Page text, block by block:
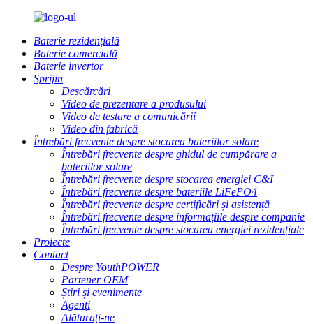
Baterie rezidențială
Baterie comercială
Baterie invertor
Sprijin
Descărcări
Video de prezentare a produsului
Video de testare a comunicării
Video din fabrică
Întrebări frecvente despre stocarea bateriilor solare
Întrebări frecvente despre ghidul de cumpărare a
bateriilor solare
Întrebări frecvente despre stocarea energiei C&I
Întrebări frecvente despre bateriile LiFePO4
Întrebări frecvente despre certificări și asistență
Întrebări frecvente despre informațiile despre companie
Întrebări frecvente despre stocarea energiei rezidențiale
Proiecte
Contact
Despre YouthPOWER
Partener OEM
Știri și evenimente
Agenți
Alăturaţi-ne